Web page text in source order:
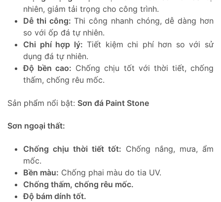
nhiên, giảm tải trọng cho công trình.
Dễ thi công: Thi công nhanh chóng, dễ dàng hơn
so với ốp đá tự nhiên.
Chi phí hợp lý: Tiết kiệm chi phí hơn so với sử
dụng đá tự nhiên.
Độ bền cao: Chống chịu tốt với thời tiết, chống
thấm, chống rêu mốc.
Sản phẩm nổi bật: Sơn đá Paint Stone
Sơn ngoại thất:
Chống chịu thời tiết tốt: Chống nắng, mưa, ẩm
mốc.
Bền màu: Chống phai màu do tia UV.
Chống thấm, chống rêu mốc.
Độ bám dính tốt.